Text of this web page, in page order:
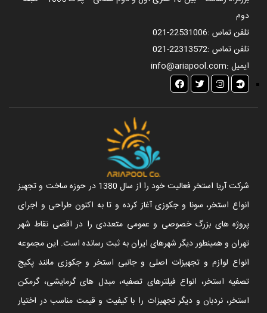
دوم
تلفن تماس :021-22531006
تلفن تماس :021-22313572
ایمیل :info@ariapool.com
شرکت آریا استخر فعالیت خود را از سال 1380 در حوزه ساخت و تجهیز
انواع استخر، سونا و جکوزی آغاز کرده و تا به اکنون طراحی و اجرای
پروژه های بزرگ خصوصی و عمومی متعددی را در اقصی نقاط شهر
تهران و همینطور دیگر شهرهای ایران به ثبت رسانده است. این مجموعه
انواع لوازم و تجهیزات اصلی و جانبی استخر و جکوزی مانند پکیج
تصفیه استخر، انواع فیلترهای تصفیه، مبدل های گرمایشی، گرمکن
استخر، نردبان و دیگر تجهیزات را با کیفیت و قیمت مناسب در اختیار